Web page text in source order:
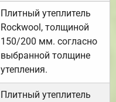
Плитный утеплитель
Rockwool, толщиной
150/200 мм. согласно
выбранной толщине
утепления.
Плитный утеплитель